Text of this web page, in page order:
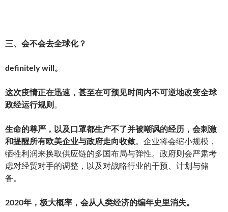
三、会不会去全球化？
definitely will。
这次疫情正在迅速，甚至在可预见时间内不可逆地改变全球
政经运行规则 。
生命的尊严，以及口罩都生产不了并被嘲讽的经历，会刺激
和提醒所有欧美企业与政府走向收敛。企业将会缩小规模，
牺牲利润来换取供应链的多国布局与弹性。政府则会严肃考
虑对经贸对手的调整，以及对战略行业的干预、计划与储
备。
2020年，极大概率，会从人类经济的编年史里消失。